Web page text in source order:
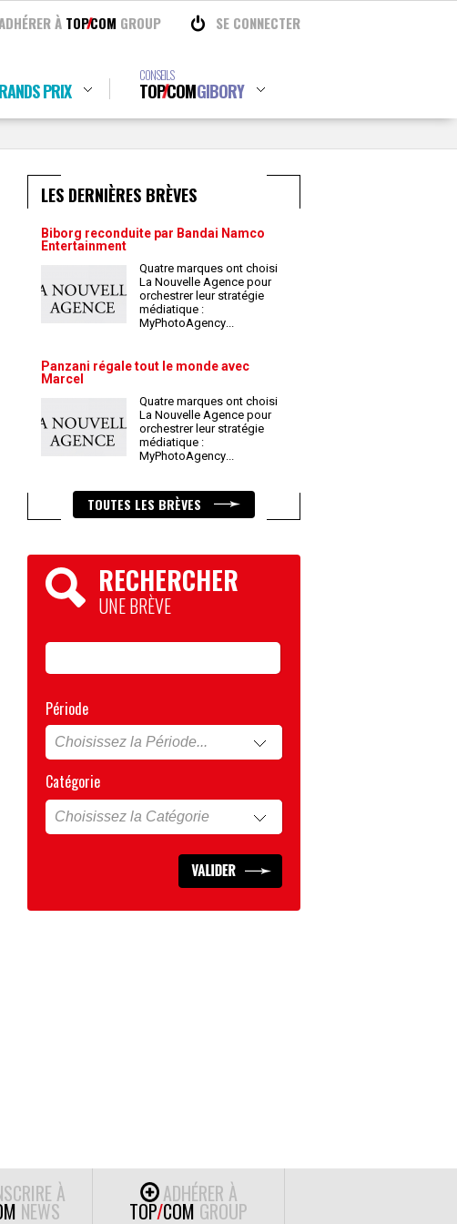
À TOPCOM GROUP SE CONNECTER
PRIX
CONSEILS
TOPCOMGIBORY
LES DERNIÈRES BRÈVES
Biborg reconduite par Bandai Namco
Entertainment
Quatre marques ont choisi
La Nouvelle Agence pour
orchestrer leur stratégie
médiatique :
MyPhotoAgency...
Panzani régale tout le monde avec
Marcel
Quatre marques ont choisi
La Nouvelle Agence pour
orchestrer leur stratégie
médiatique :
MyPhotoAgency...
TOUTES LES BRÈVES
RECHERCHER
UNE BRÈVE
Période
Catégorie
À
NEWS
ADHÉRER À
TOP/COM GROUP